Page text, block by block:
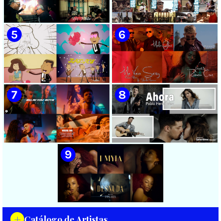
🟡 Chacal - ¨No Volveré¨ -
Videoclip - Dirección: Adrián
Sánchez Ávila
🟡 Adrián Berazaín & Luna
Manzanares - ¨Ya es
después¨ - Videoclip -
Dirección: Lester Hamlet
🟡 Sweet Lizzy Project -
¨Nothing Lasts¨ - Videoclip -
Dirección: Víctor Vinuesa
(Vitiko)
🟡 75 Artistas Cubanos
¨Guantanamera¨ - Playing
For Change - Song Around
The World
🟡 Zafiros - ¨Un nombre de
mujer¨ - Proyecto Anima
EGREM - Videoclip Animado
- Dirección: Landy García
🟡 Máxima Alerta & Eduardo
Antonio - ¨Me veo sexy¨ -
Videoclip - Dirección:
Ramón Cruz
🟡 Naldo - ¨Relación rota¨ 📺
Videoclip - 🎬 Director: Visual
EME
🟡 Pablo Hernández -
¨Ahora¨ 📺 Videoclip - 🎬
Director: Carlos Gómez